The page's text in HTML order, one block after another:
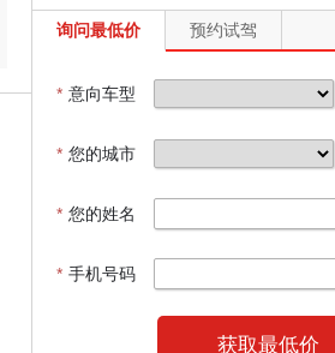
询问最低价 预约试驾
* 意向车型
* 您的城市
* 您的姓名
* 手机号码
获取最低价